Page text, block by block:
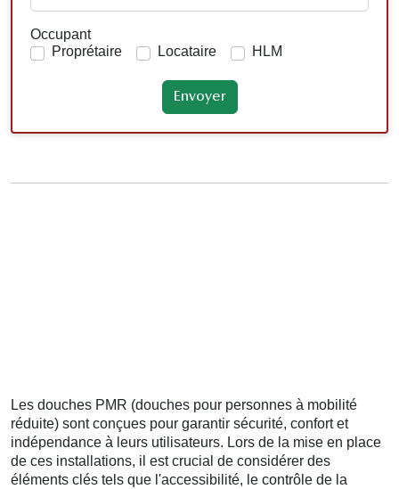
Occupant
Proprétaire
Locataire HLM
Les douches PMR (douches pour personnes à mobilité
réduite) sont conçues pour garantir sécurité, confort et
indépendance à leurs utilisateurs. Lors de la mise en place
de ces installations, il est crucial de considérer des
éléments clés tels que l'accessibilité, le contrôle de la